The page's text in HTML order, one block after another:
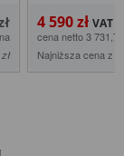
4 590 zł
cena netto 3
Najniższa cena z